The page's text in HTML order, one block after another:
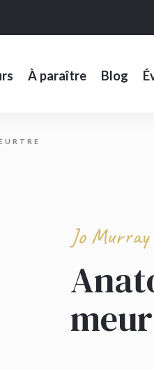
À paraître Blog
Jo Murray